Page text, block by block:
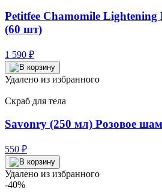
Petitfee Chamomile Lightening
(60 шт)
1 590 ₽
Удалено из избранного
Скраб для тела
Savonry (250 мл) Розовое
550 ₽
Удалено из избранного
-40%